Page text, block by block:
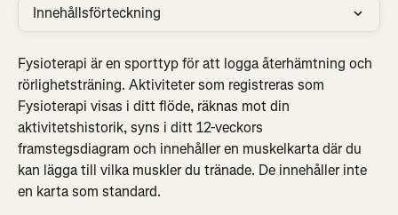
Innehållsförteckning
Fysioterapi är en sporttyp för att logga återhämtning och
rörlighetsträning. Aktiviteter som registreras som
Fysioterapi visas i ditt flöde, räknas mot din
aktivitetshistorik, syns i ditt 12-veckors
framstegsdiagram och innehåller en muskelkarta där du
kan lägga till vilka muskler du tränade. De innehåller inte
en karta som standard.